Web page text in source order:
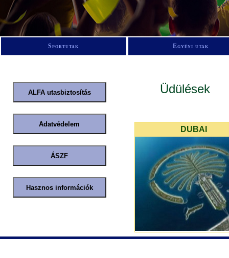
Sportutak Egyéni utak
Üdülések
DUBAI